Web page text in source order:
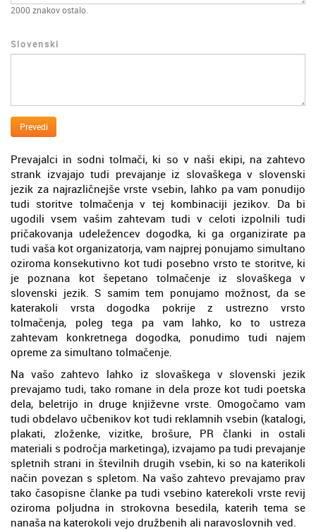
2000 znakov ostalo.
Slovenski
Prevedi
Prevajalci in sodni tolmači, ki so v naši ekipi, na zahtevo
strank izvajajo tudi prevajanje iz slovaškega v slovenski
jezik za najrazličnejše vrste vsebin, lahko pa vam ponudijo
tudi storitve tolmačenja v tej kombinaciji jezikov. Da bi
ugodili vsem vašim zahtevam tudi v celoti izpolnili tudi
pričakovanja udeležencev dogodka, ki ga organizirate pa
tudi vaša kot organizatorja, vam najprej ponujamo simultano
oziroma konsekutivno kot tudi posebno vrsto te storitve, ki
je poznana kot šepetano tolmačenje iz slovaškega v
slovenski jezik. S samim tem ponujamo možnost, da se
katerakoli vrsta dogodka pokrije z ustrezno vrsto
tolmačenja, poleg tega pa vam lahko, ko to ustreza
zahtevam konkretnega dogodka, ponudimo tudi najem
opreme za simultano tolmačenje.
Na vašo zahtevo lahko iz slovaškega v slovenski jezik
prevajamo tudi, tako romane in dela proze kot tudi poetska
dela, beletrijo in druge književne vrste. Omogočamo vam
tudi obdelavo učbenikov kot tudi reklamnih vsebin (katalogi,
plakati, zloženke, vizitke, brošure, PR članki in ostali
materiali s področja marketinga), izvajamo pa tudi prevajanje
spletnih strani in številnih drugih vsebin, ki so na katerikoli
način povezan s spletom. Na vašo zahtevo prevajamo prav
tako časopisne članke pa tudi vsebino katerekoli vrste revij
oziroma poljudna in strokovna besedila, katerih tema se
nanaša na katerokoli vejo družbenih ali naravoslovnih ved.